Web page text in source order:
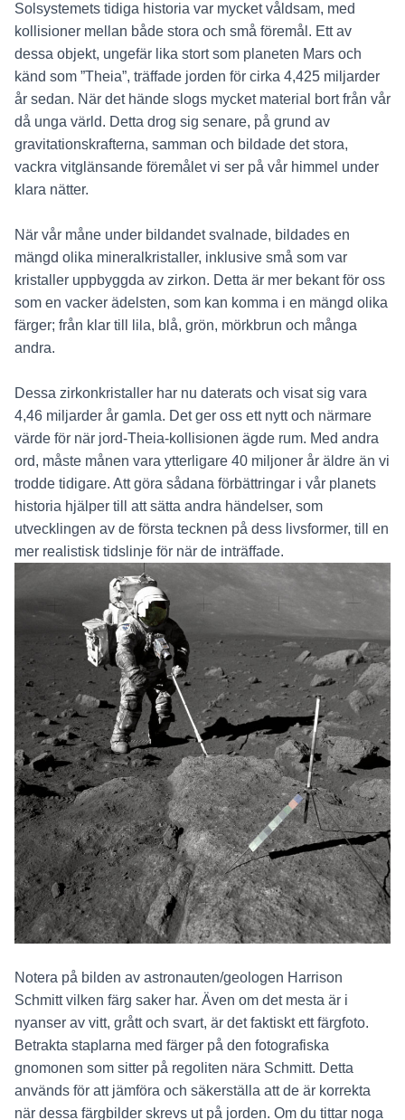
Solsystemets tidiga historia var mycket våldsam, med
kollisioner mellan både stora och små föremål. Ett av
dessa objekt, ungefär lika stort som planeten Mars och
känd som ”Theia”, träffade jorden för cirka 4,425 miljarder
år sedan. När det hände slogs mycket material bort från vår
då unga värld. Detta drog sig senare, på grund av
gravitationskrafterna, samman och bildade det stora,
vackra vitglänsande föremålet vi ser på vår himmel under
klara nätter.
När vår måne under bildandet svalnade, bildades en
mängd olika mineralkristaller, inklusive små som var
kristaller uppbyggda av zirkon. Detta är mer bekant för oss
som en vacker ädelsten, som kan komma i en mängd olika
färger; från klar till lila, blå, grön, mörkbrun och många
andra.
Dessa zirkonkristaller har nu daterats och visat sig vara
4,46 miljarder år gamla. Det ger oss ett nytt och närmare
värde för när jord-Theia-kollisionen ägde rum. Med andra
ord, måste månen vara ytterligare 40 miljoner år äldre än vi
trodde tidigare. Att göra sådana förbättringar i vår planets
historia hjälper till att sätta andra händelser, som
utvecklingen av de första tecknen på dess livsformer, till en
mer realistisk tidslinje för när de inträffade.
Notera på bilden av astronauten/geologen Harrison
Schmitt vilken färg saker har. Även om det mesta är i
nyanser av vitt, grått och svart, är det faktiskt ett färgfoto.
Betrakta staplarna med färger på den fotografiska
gnomonen som sitter på regoliten nära Schmitt. Detta
används för att jämföra och säkerställa att de är korrekta
när dessa färgbilder skrevs ut på jorden. Om du tittar noga